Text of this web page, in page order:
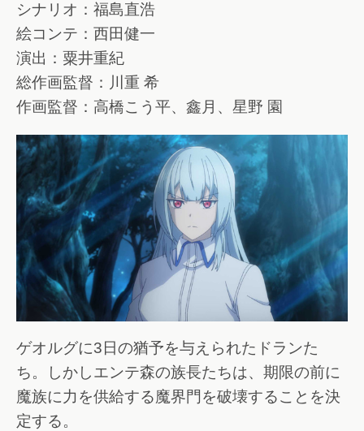
シナリオ：福島直浩
絵コンテ：西田健一
演出：粟井重紀
総作画監督：川重 希
作画監督：高橋こう平、鑫月、星野 園
ゲオルグに3日の猶予を与えられたドランた
ち。しかしエンテ森の族長たちは、期限の前に
魔族に力を供給する魔界門を破壊することを決
定する。